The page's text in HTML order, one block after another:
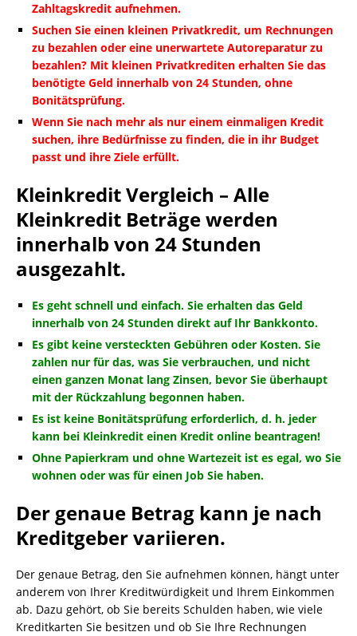
Zahltagskredit aufnehmen.
Suchen Sie einen kleinen Privatkredit, um Rechnungen
zu bezahlen oder eine unerwartete Autoreparatur zu
bezahlen? Mit kleinen Privatkrediten erhalten Sie das
benötigte Geld innerhalb von 24 Stunden, ohne
Bonitätsprüfung.
Wenn Sie nach mehr als nur einem einmaligen Kredit
suchen, ihre Bedürfnisse zu finden, die in ihr Budget
passt und ihre Ziele erfüllt.
Kleinkredit Vergleich – Alle
Kleinkredit Beträge werden
innerhalb von 24 Stunden
ausgezahlt.
Es geht schnell und einfach. Sie erhalten das Geld
innerhalb von 24 Stunden direkt auf Ihr Bankkonto.
Es gibt keine versteckten Gebühren oder Kosten. Sie
zahlen nur für das, was Sie verbrauchen, und nicht
einen ganzen Monat lang Zinsen, bevor Sie überhaupt
mit der Rückzahlung begonnen haben.
Es ist keine Bonitätsprüfung erforderlich, d. h. jeder
kann bei Kleinkredit einen Kredit online beantragen!
Ohne Papierkram und ohne Wartezeit ist es egal, wo Sie
wohnen oder was für einen Job Sie haben.
Der genaue Betrag kann je nach
Kreditgeber variieren.
Der genaue Betrag, den Sie aufnehmen können, hängt unter
anderem von Ihrer Kreditwürdigkeit und Ihrem Einkommen
ab. Dazu gehört, ob Sie bereits Schulden haben, wie viele
Kreditkarten Sie besitzen und ob Sie Ihre Rechnungen